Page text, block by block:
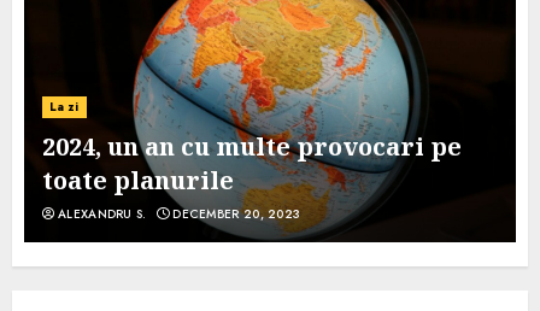
La zi
2024, un an cu multe provocari pe
toate planurile
ALEXANDRU S. DECEMBER 20, 2023